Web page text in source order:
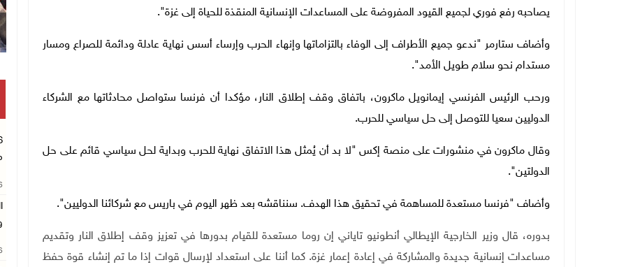
يصاحبه رفع فوري لجميع القيود المفروضة على المساعدات الإنسانية المنقذة للحياة إلى غزة".
وأضاف ستارمر "ندعو جميع الأطراف إلى الوفاء بالتزاماتها وإنهاء الحرب وإرساء أسس نهاية عادلة ودائمة للصراع ومسار
مستدام نحو سلام طويل الأمد".
ورحب الرئيس الفرنسي إيمانويل ماكرون، باتفاق وقف إطلاق النار، مؤكدا أن فرنسا ستواصل محادثاتها مع الشركاء
الدوليين سعيا للتوصل إلى حل سياسي للحرب.
وقال ماكرون في منشورات على منصة إكس "لا بد أن يُمثل هذا الاتفاق نهاية للحرب وبداية لحل سياسي قائم على حل
الدولتين".
وأضاف "فرنسا مستعدة للمساهمة في تحقيق هذا الهدف. سنناقشه بعد ظهر اليوم في باريس مع شركائنا الدوليين".
بدوره، قال وزير الخارجية الإيطالي أنطونيو تاياني إن روما مستعدة للقيام بدورها في تعزيز وقف إطلاق النار وتقديم
مساعدات إنسانية جديدة والمشاركة في إعادة إعمار غزة. كما أننا على استعداد لإرسال قوات إذا ما تم إنشاء قوة حفظ